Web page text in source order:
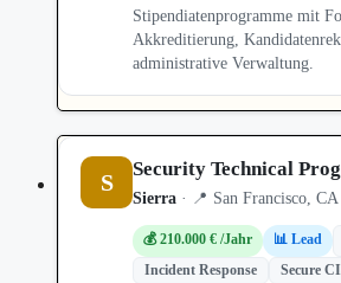
Stipendiatenprogramme mit
Akkreditierung,
administrative Verwaltung.
S Security Technical
Sierra · 📍 San Francisco,
💰 210.000 € /Jahr 📊 Lead
Incident Response
Secure